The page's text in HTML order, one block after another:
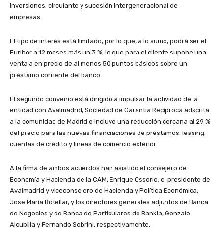
inversiones, circulante y sucesión intergeneracional de
empresas.
El tipo de interés está limitado, por lo que, a lo sumo, podrá ser el
Euribor a 12 meses más un 3 %, lo que para el cliente supone una
ventaja en precio de al menos 50 puntos básicos sobre un
préstamo corriente del banco.
El segundo convenio está dirigido a impulsar la actividad de la
entidad con Avalmadrid, Sociedad de Garantía Recíproca adscrita
a la comunidad de Madrid e incluye una reducción cercana al 29 %
del precio para las nuevas financiaciones de préstamos, leasing,
cuentas de crédito y líneas de comercio exterior.
A la firma de ambos acuerdos han asistido el consejero de
Economía y Hacienda de la CAM, Enrique Ossorio; el presidente de
Avalmadrid y viceconsejero de Hacienda y Política Económica,
Jose María Rotellar, y los directores generales adjuntos de Banca
de Negocios y de Banca de Particulares de Bankia, Gonzalo
Alcubilla y Fernando Sobrini, respectivamente.